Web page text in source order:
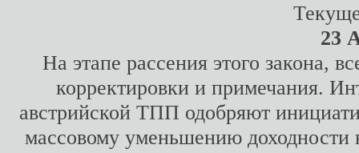
23
На этапе рассения этого закона,
корректировки и примечания.
австрийской ТПП одобряют
массовому уменьшению